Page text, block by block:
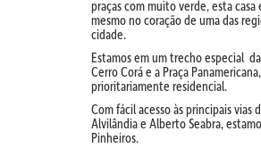
praças com muito verde, esta
mesmo no coração de uma das
cidade.
Estamos em um trecho especial da
Cerro Corá e a Praça
prioritariamente residencial.
Com fácil acesso às principais vias
Alvilândia e Alberto Seabra,
Pinheiros.